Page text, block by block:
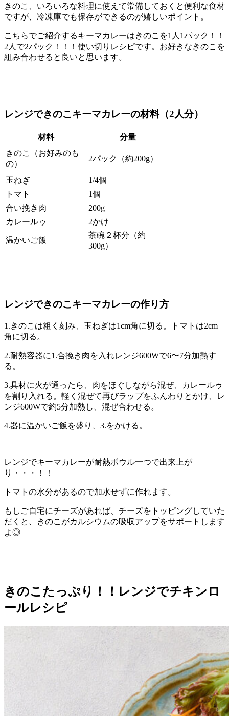
きのこ、いろいろな料理に使えて常備しておくと便利な食材
ですが、冷凍庫でも保存ができるのが嬉しいポイント。
こちらでご紹介するキーマカレーはきのこを1人1パック！！
2人で2パック！！！使い切りレシピです。お好きなきのこを
組み合わせると良いと思います。
レンジできのこキーマカレーの材料（2人分）
材料
分量
きのこ（お好みのも
の）
2パック（約200g）
玉ねぎ
1/4個
トマト
1個
合い挽き肉
200g
カレールゥ
2かけ
温かいご飯
茶碗２杯分（約
300g）
レンジできのこキーマカレーの作り方
1.きのこは粗く刻み、玉ねぎは1cm角に切る。トマトは2cm
角に切る。
2.耐熱容器に1.合挽き肉を入れレンジ600Wで6〜7分加熱す
る。
3.具材に火が通ったら、肉をほぐしながら混ぜ、カレールゥ
を割り入れる。軽く混ぜて再びラップをふんわりとかけ、レ
ンジ600Wで約5分加熱し、混ぜ合わせる。
4.器に温かいご飯を盛り、3.をかける。
レンジでキーマカレーが耐熱ボウル一つで出来上が
り・・・！！
トマトの水分があるので加水せずに作れます。
もしご自宅にチーズがあれば、チーズをトッピングしていた
だくと、きのこがカルシウムの吸収アップをサポートします
よ◎
きのこたっぷり！！レンジでチキンロ
ールレシピ